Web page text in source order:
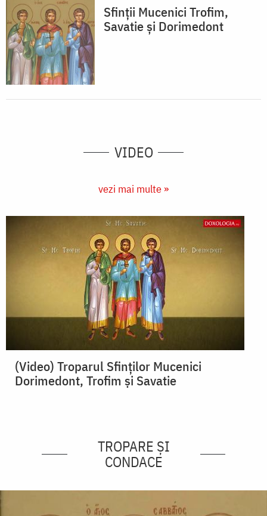
Sfinții Mucenici Trofim,
Savatie și Dorimedont
VIDEO
vezi mai multe »
(Video) Troparul Sfinților Mucenici
Dorimedont, Trofim și Savatie
TROPARE ȘI
CONDACE